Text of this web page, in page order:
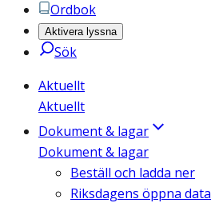
Ordbok
Aktivera lyssna
Sök
Aktuellt
Aktuellt
Dokument & lagar
Dokument & lagar
Beställ och ladda ner
Riksdagens öppna data